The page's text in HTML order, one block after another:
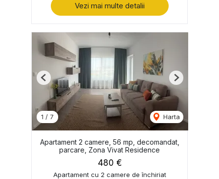
Vezi mai multe detalii
1 / 7 Harta
Previous Next
Apartament 2 camere, 56 mp, decomandat,
parcare, Zona Vivat Residence
480 €
Apartament cu 2 camere de închiriat